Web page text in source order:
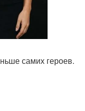
самих героев.